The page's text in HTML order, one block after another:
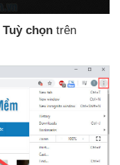
Tuỳ chọn trên